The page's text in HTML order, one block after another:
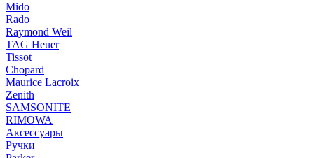
Mido
Rado
Raymond Weil
TAG Heuer
Tissot
Chopard
Maurice Lacroix
Zenith
SAMSONITE
RIMOWA
Аксессуары
Ручки